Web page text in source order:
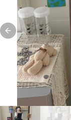
Previous slide